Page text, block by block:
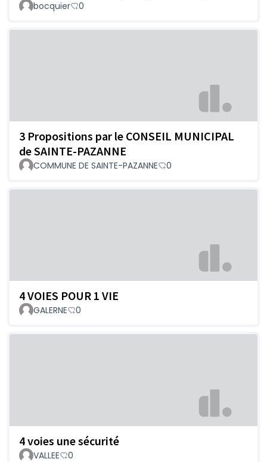
bocquier 0
3 Propositions par le CONSEIL MUNICIPAL
de SAINTE-PAZANNE
COMMUNE DE SAINTE-PAZANNE 0
4 VOIES POUR 1 VIE
GALERNE 0
4 voies une sécurité
VALLEE 0